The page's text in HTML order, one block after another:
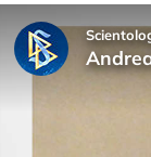
Inne i en Kyrka
Scientologys